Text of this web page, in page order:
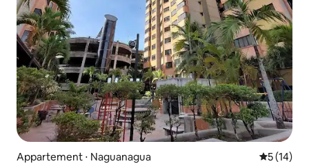
Appartement ⋅ Naguanagua
5 (14)